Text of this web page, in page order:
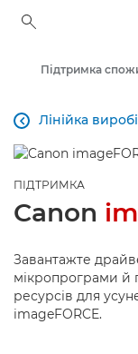
Лінійка

ПІДТРИМКА
Canon
Завантажте
мікропрограми й
ресурсів для
imageFORCE.